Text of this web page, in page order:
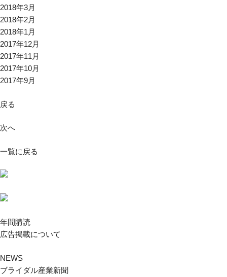
2018年3月
2018年2月
2018年1月
2017年12月
2017年11月
2017年10月
2017年9月
戻る
次へ
一覧に戻る
年間購読
広告掲載について
NEWS
ブライダル産業新聞